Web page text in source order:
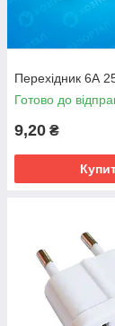
Перехідник 6А
Готово до
9,20 ₴